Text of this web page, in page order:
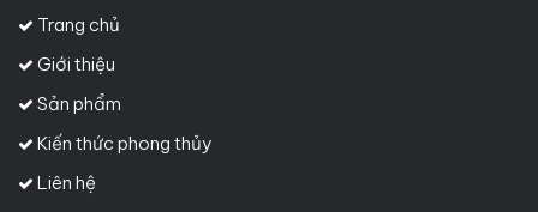
Trang chủ
Giới thiệu
Sản phẩm
Kiến thức phong thủy
Liên hệ